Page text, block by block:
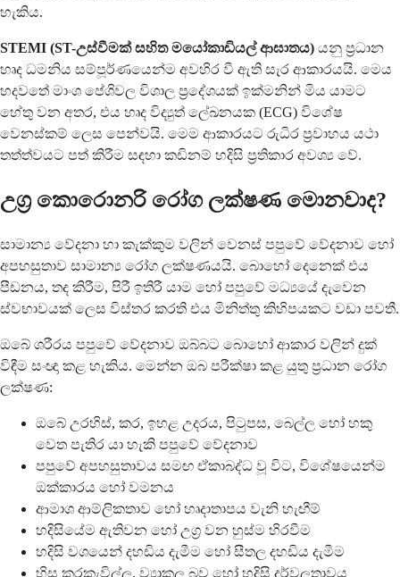
හැකිය.
STEMI (ST-උස්වීමක් සහිත මයෝකාඩියල් ආඝාතය) යනු ප්‍රධාන
හෘද ධමනිය සම්පූර්ණයෙන්ම අවහිර වී ඇති සැර ආකාරයයි. මෙය
හදවතේ මාංශ පේශිවල විශාල ප්‍රදේශයක් ඉක්මනින් මිය යාමට
හේතු වන අතර, එය හෘද විද්‍යුත් ලේඛනයක (ECG) විශේෂ
වෙනස්කම් ලෙස පෙන්වයි. මෙම ආකාරයට රුධිර ප්‍රවාහය යථා
තත්ත්වයට පත් කිරීම සඳහා කඩිනම් හදිසි ප්‍රතිකාර අවශ්‍ය වේ.
උග්‍ර කොරොනරි රෝග ලක්ෂණ මොනවාද?
සාමාන්‍ය වේදනා හා කැක්කුම වලින් වෙනස් පපුවේ වේදනාව හෝ
අපහසුතාව සාමාන්‍ය රෝග ලක්ෂණයයි. බොහෝ දෙනෙක් එය
පීඩනය, තද කිරීම, පිරී ඉතිරී යාම හෝ පපුවේ මධ්‍යයේ දැවෙන
ස්වභාවයක් ලෙස විස්තර කරති එය මිනිත්තු කිහිපයකට වඩා පවතී.
ඔබේ ශරීරය පපුවේ වේදනාව ඔබ්බට බොහෝ ආකාර වලින් දුක්
විඳීම සංඥා කළ හැකිය. මෙන්න ඔබ පරීක්ෂා කළ යුතු ප්‍රධාන රෝග
ලක්ෂණ:
ඔබේ උරහිස්, කර, ඉහළ උදරය, පිටුපස, බෙල්ල හෝ හකු
වෙත පැතිර යා හැකි පපුවේ වේදනාව
පපුවේ අපහසුතාවය සමඟ ඒකාබද්ධ වූ විට, විශේෂයෙන්ම
ඔක්කාරය හෝ වමනය
ආමාශ ආම්ලිකතාව හෝ හෘදාතාපය වැනි හැඟීම්
හදිසියේම ඇතිවන හෝ උග්‍ර වන හුස්ම හිරවීම
හදිසි වශයෙන් දහඩිය දැමීම හෝ සීතල දහඩිය දැමීම
හිස කරකැවිල්ල, ව්‍යාකූල බව හෝ හදිසි දුර්වලතාවය